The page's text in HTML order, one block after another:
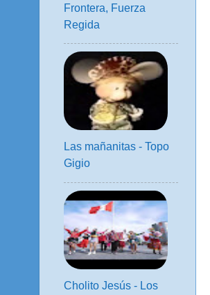
Frontera, Fuerza
Regida
Las mañanitas - Topo
Gigio
Cholito Jesús - Los